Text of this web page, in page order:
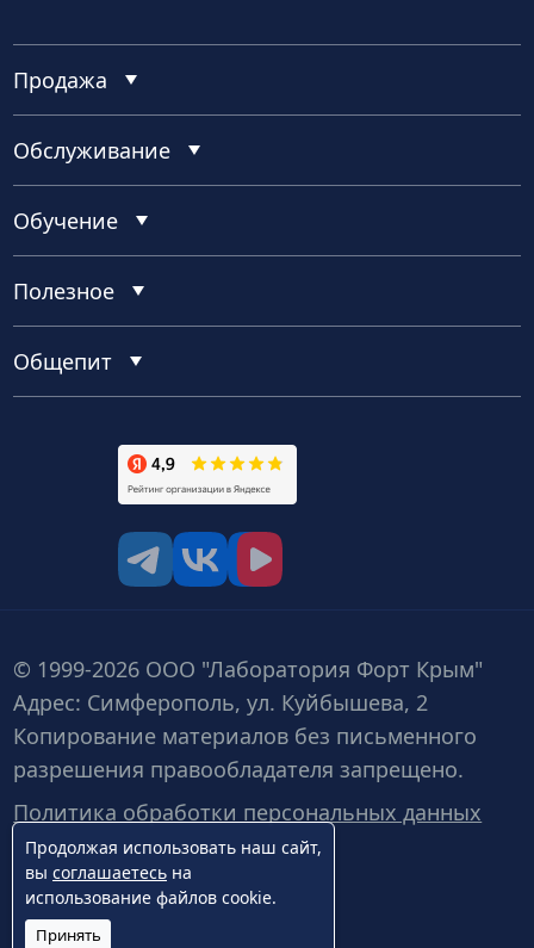
Продажа
Обслуживание
Обучение
Полезное
Общепит
© 1999-2026 ООО "Лаборатория Форт Крым"
Адрес: Симферополь, ул. Куйбышева, 2
Копирование материалов без письменного
разрешения правообладателя запрещено.
Политика обработки персональных данных
Продолжая использовать наш сайт,
вы соглашаетесь на
использование файлов cookie.
Принять